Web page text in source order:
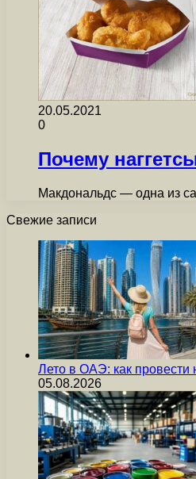
20.05.2021
0
Почему
Макдональдс — одна из
Свежие записи
Лето в ОАЭ: как провести
05.08.2026